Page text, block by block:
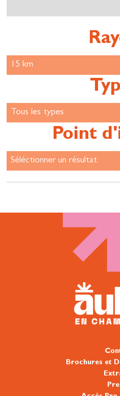
Point
Brochures et